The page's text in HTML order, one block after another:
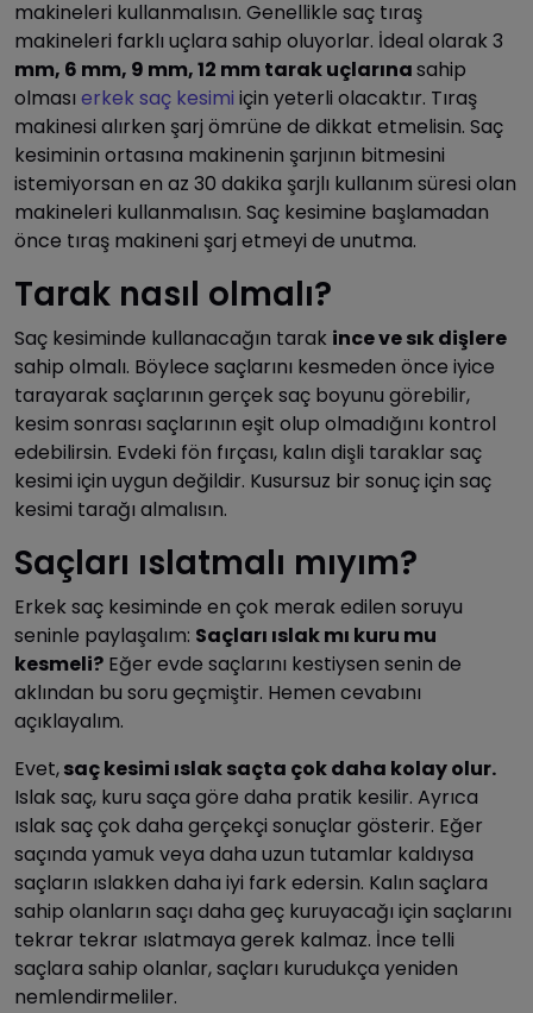
makineleri kullanmalısın. Genellikle saç tıraş
makineleri farklı uçlara sahip oluyorlar. İdeal olarak 3
mm, 6 mm, 9 mm, 12 mm tarak uçlarınasahip
olması erkek saç kesimi için yeterli olacaktır. Tıraş
makinesi alırken şarj ömrüne de dikkat etmelisin. Saç
kesiminin ortasına makinenin şarjının bitmesini
istemiyorsan en az 30 dakika şarjlı kullanım süresi olan
makineleri kullanmalısın. Saç kesimine başlamadan
önce tıraş makineni şarj etmeyi de unutma.
Tarak nasıl olmalı?
Saç kesiminde kullanacağın tarak ince ve sık dişlere
sahip olmalı. Böylece saçlarını kesmeden önce iyice
tarayarak saçlarının gerçek saç boyunu görebilir,
kesim sonrası saçlarının eşit olup olmadığını kontrol
edebilirsin. Evdeki fön fırçası, kalın dişli taraklar saç
kesimi için uygun değildir. Kusursuz bir sonuç için saç
kesimi tarağı almalısın.
Saçları ıslatmalı mıyım?
Erkek saç kesiminde en çok merak edilen soruyu
seninle paylaşalım: Saçları ıslak mı kuru mu
kesmeli? Eğer evde saçlarını kestiysen senin de
aklından bu soru geçmiştir. Hemen cevabını
açıklayalım.
Evet,saç kesimi ıslak saçta çok daha kolay olur.
Islak saç, kuru saça göre daha pratik kesilir. Ayrıca
ıslak saç çok daha gerçekçi sonuçlar gösterir. Eğer
saçında yamuk veya daha uzun tutamlar kaldıysa
saçların ıslakken daha iyi fark edersin. Kalın saçlara
sahip olanların saçı daha geç kuruyacağı için saçlarını
tekrar tekrar ıslatmaya gerek kalmaz. İnce telli
saçlara sahip olanlar, saçları kurudukça yeniden
nemlendirmeliler.